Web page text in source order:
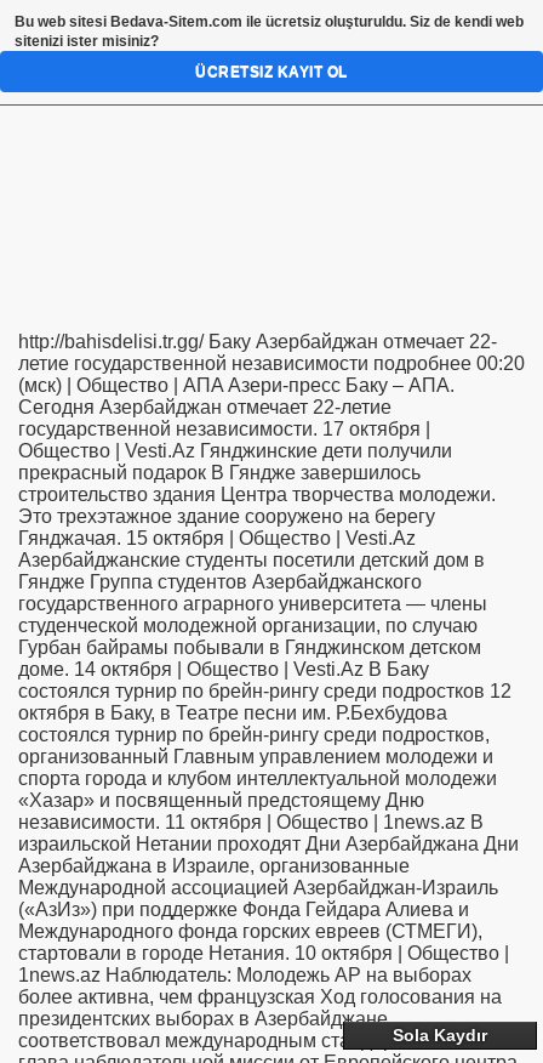
http://bahisdelisi.tr.gg/ Баку Азербайджан отмечает 22-
летие государственной независимости подробнее 00:20
(мск) | Общество | AПA Азери-пресс Баку – АПА.
Сегодня Азербайджан отмечает 22-летие
государственной независимости. 17 октября |
Общество | Vesti.Az Гянджинские дети получили
прекрасный подарок В Гяндже завершилось
строительство здания Центра творчества молодежи.
Это трехэтажное здание сооружено на берегу
Гянджачая. 15 октября | Общество | Vesti.Az
Азербайджанские студенты посетили детский дом в
Гяндже Группа студентов Азербайджанского
государственного аграрного университета — члены
студенческой молодежной организации, по случаю
Гурбан байрамы побывали в Гянджинском детском
доме. 14 октября | Общество | Vesti.Az В Баку
состоялся турнир по брейн-рингу среди подростков 12
октября в Баку, в Театре песни им. Р.Бехбудова
состоялся турнир по брейн-рингу среди подростков,
организованный Главным управлением молодежи и
спорта города и клубом интеллектуальной молодежи
«Хазар» и посвященный предстоящему Дню
независимости. 11 октября | Общество | 1news.az В
израильской Нетании проходят Дни Азербайджана Дни
Азербайджана в Израиле, организованные
Международной ассоциацией Азербайджан-Израиль
(«АзИз») при поддержке Фонда Гейдара Алиева и
Международного фонда горских евреев (СТМЕГИ),
стартовали в городе Нетания. 10 октября | Общество |
1news.az Наблюдатель: Молодежь АР на выборах
более активна, чем французская Ход голосования на
президентских выборах в Азербайджане
соответствовал международным стандартам, заявил
Sola Kaydır
Bu web sitesi Bedava-Sitem.com ile ücretsiz oluşturuldu. Siz de kendi web
sitenizi ister misiniz?
ÜCRETSIZ KAYIT OL